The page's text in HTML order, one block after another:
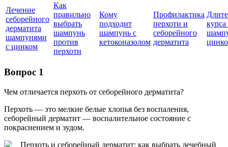
Лечение
себорейного
дерматита
шампунями
с цинком
Как
правильно
выбрать
шампунь
против
перхоти
Кому
подходит
шампунь с
кетоконазолом
Профилактика
перхоти и
себорейного
дерматита
Вопрос 1
Чем отличается перхоть от себорейного дерматита?
Перхоть — это мелкие белые хлопья без воспаления,
себорейный дерматит — воспалительное состояние с
покраснением и зудом.